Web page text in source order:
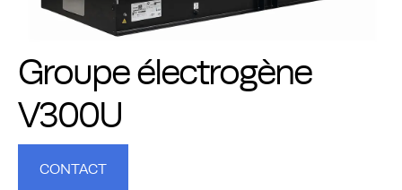
Groupe électrogène
V300U
CONTACT